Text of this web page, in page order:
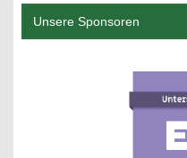
Unsere Sponsoren